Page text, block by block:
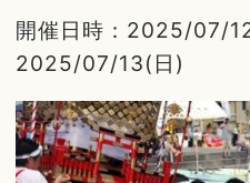
開催日時：2025/07/
2025/07/13(日)